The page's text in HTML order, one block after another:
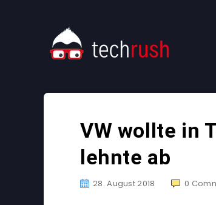
VW wollte in
lehnte ab
28. August 2018 0